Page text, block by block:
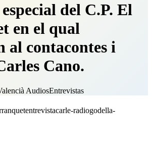
del C.P. El
en el qual
al contacontes i
Cano.
AudiosEntrevistas
radiogodella-